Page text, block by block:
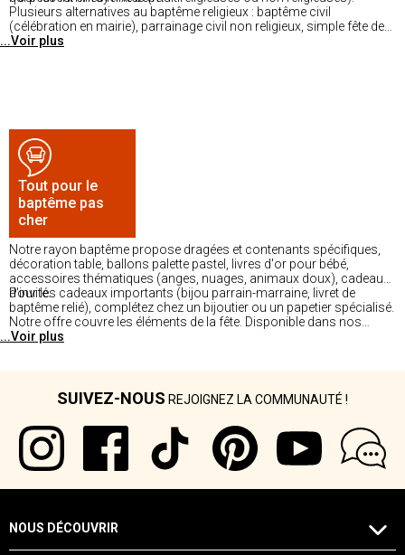
Plusieurs alternatives au baptême religieux : baptême civil
(célébration en mairie), parrainage civil non religieux, simple fête de
présentation à la famille élargie. Conserve l'esprit de célébration
...Voir plus
Tout pour le
baptême pas
cher
Notre rayon baptême propose dragées et contenants spécifiques,
décoration table, ballons palette pastel, livres d'or pour bébé,
accessoires thématiques (anges, nuages, animaux doux), cadeaux
d'invité.
Pour les cadeaux importants (bijou parrain-marraine, livret de
baptême relié), complétez chez un bijoutier ou un papetier spécialisé.
Notre offre couvre les éléments de la fête. Disponible dans nos
magasins.
...Voir plus
SUIVEZ-NOUS REJOIGNEZ LA COMMUNAUTÉ !
NOUS DÉCOUVRIR